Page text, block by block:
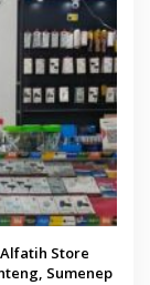
Store
Sumenep